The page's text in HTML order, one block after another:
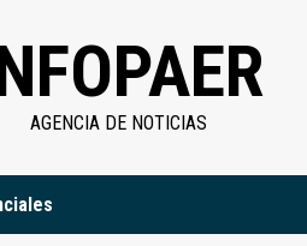
AGENCIA DE NOTICIAS